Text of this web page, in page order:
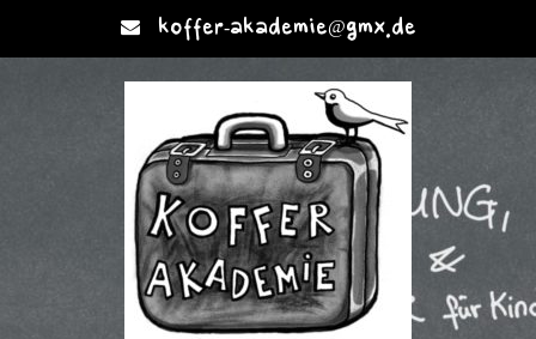
koffer-akademie@gmx.de